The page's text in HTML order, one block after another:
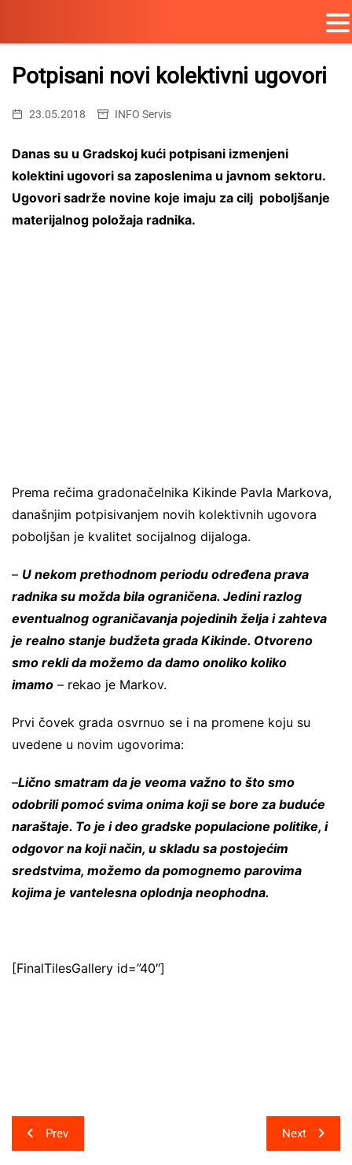
Skip
content
Potpisani novi kolektivni ugovori
23.05.2018 INFO Servis
Danas su u Gradskoj kući potpisani izmenjeni
kolektini ugovori sa zaposlenima u javnom sektoru.
Ugovori sadrže novine koje imaju za cilj poboljšanje
materijalnog položaja radnika.
Prema rečima gradonačelnika Kikinde Pavla Markova,
današnjim potpisivanjem novih kolektivnih ugovora
poboljšan je kvalitet socijalnog dijaloga.
– U nekom prethodnom periodu određena prava
radnika su možda bila ograničena. Jedini razlog
eventualnog ograničavanja pojedinih želja i zahteva
je realno stanje budžeta grada Kikinde. Otvoreno
smo rekli da možemo da damo onoliko koliko
imamo – rekao je Markov.
Prvi čovek grada osvrnuo se i na promene koju su
uvedene u novim ugovorima:
–Lično smatram da je veoma važno to što smo
odobrili pomoć svima onima koji se bore za buduće
naraštaje. To je i deo gradske populacione politike, i
odgovor na koji način, u skladu sa postojećim
sredstvima, možemo da pomognemo parovima
kojima je vantelesna oplodnja neophodna.
[FinalTilesGallery id=”40″]
Post
navigation
Prev Next